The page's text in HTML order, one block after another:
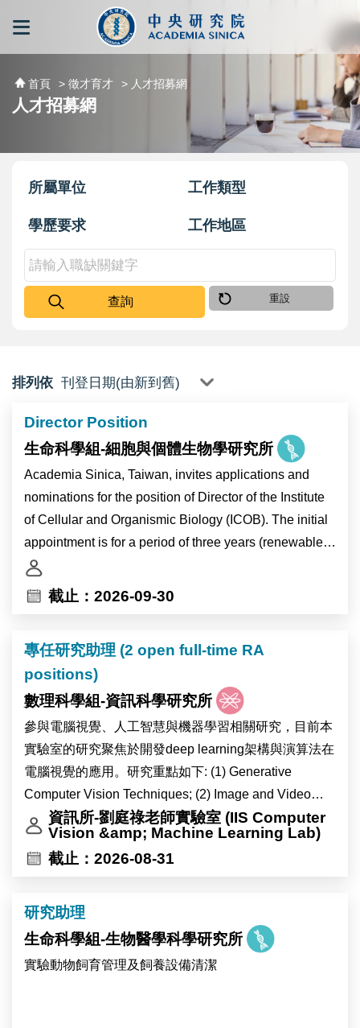
跳到主要內容區塊
首頁 > 徵才育才 > 人才招募網
人才招募網
所屬單位 工作類型
學歷要求 工作地區
查詢 重設
排列依
Director Position
生命科學組-細胞與個體生物學研究所
Academia Sinica, Taiwan, invites applications and
nominations for the position of Director of the Institute
of Cellular and Organismic Biology (ICOB). The initial
appointment is for a period of three years (renewable
for a second term), and will also carry the title of
Research Fellow.
Taiwan, Academia Sinica is devoted to basic and
applied research in life sciences, mathematics and
physical sciences, humanities, and social sciences.
ICOB currently consists of 22 laboratories, several of
which are located at the Marine Research Station in
Yilan County. ICOB conducts research in the following
four focal areas: “Cellular Dysfunction”, “Eco-Evo-
Devo”, “Neuroscience”, and “Stem Cell and
Regenerative Biology”. ICOB is well funded and
equipped with modern research facilities managed by
high research standard with a high-quality publication
record. For more detailed information about Academia
Sinica and ICOB, please see http://www.sinica.edu.tw
and https://icob.sinica.edu.tw/Eng, respectively.
截止：2026-09-30
專任研究助理 (2 open full-time RA
positions)
數理科學組-資訊科學研究所
參與電腦視覺、人工智慧與機器學習相關研究，目前本
實驗室的研究聚焦於開發deep learning架構與演算法在
電腦視覺的應用。研究重點如下: (1) Generative
Computer Vision Techniques; (2) Image and Video
Anomaly Detection and Localization; (3) Computer
Vision Techniques for 3D Point Clouds; (4) Video
Action and Activity Recognition; (5) Multimodal/VL
Techniques; (6) Self-Supervised Learning for
Computer Vision Applications; (7) Deepfake Detection
& Security; and (8) VLA models for Robotics.
資訊所-劉庭祿老師實驗室 (IIS Computer
Vision &amp; Machine Learning Lab)
截止：2026-08-31
研究助理
生命科學組-生物醫學科學研究所
實驗動物飼育管理及飼養設備清潔